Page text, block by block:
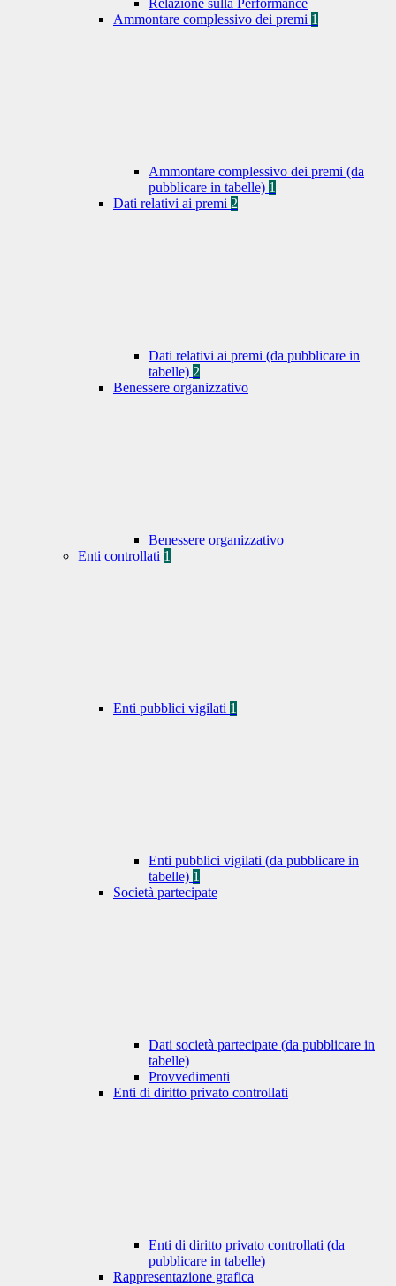
Relazione sulla Performance
Ammontare complessivo dei premi 1
Ammontare complessivo dei premi (da
pubblicare in tabelle) 1
Dati relativi ai premi 2
Dati relativi ai premi (da pubblicare in
tabelle) 2
Benessere organizzativo
Benessere organizzativo
Enti controllati 1
Enti pubblici vigilati 1
Enti pubblici vigilati (da pubblicare in
tabelle) 1
Società partecipate
Dati società partecipate (da pubblicare in
tabelle)
Provvedimenti
Enti di diritto privato controllati
Enti di diritto privato controllati (da
pubblicare in tabelle)
Rappresentazione grafica